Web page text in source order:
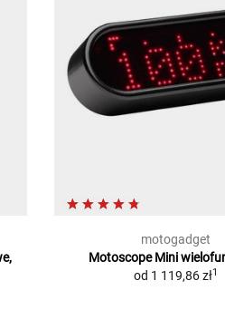
motogadget
Motoscope Mini
od 1 119,86 zł1